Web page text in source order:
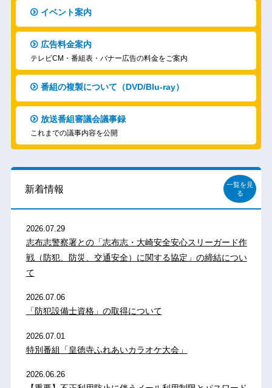
イベント案内
広告料金案内
テレビCM・番組表・バナー広告の料金をご案内
番組の複製について（DVD/Blu-ray）
放送番組審議会議事録
これまでの議事内容を公開
新着情報
一覧を見
る
2026.07.29
志布志警察署との「志布志・大崎安全安心スリーガード作
戦（防犯、防災、交通安全）に関する協定」の締結につい
て
2026.07.06
「防犯設備士資格」の取得について
2026.07.01
特別番組「皇徳寺ふれあいカラオケ大会」
2026.06.26